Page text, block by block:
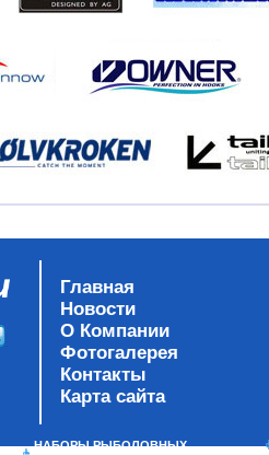
Главная
Новости
О Компании
Фотогалерея
Контакты
Карта сайта
НАБОРЫ РЫБОЛОВНЫХ